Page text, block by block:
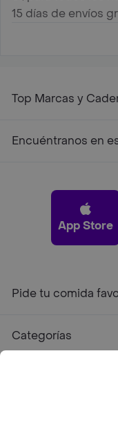
15 días de envíos
Top Marcas y
Encuéntranos en
App Store
Pide tu comida
Categorías